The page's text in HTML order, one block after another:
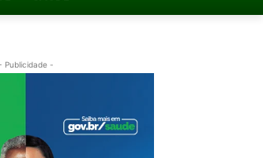
Publicidade -